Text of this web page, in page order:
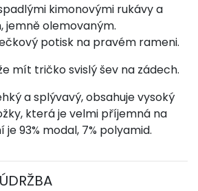
kimonovými rukávy a
jemně olemovaným.
potisk na pravém rameni.
mít tričko svislý šev na zádech.
a splývavý, obsahuje vysoký
která je velmi příjemná na
je 93% modal, 7% polyamid.